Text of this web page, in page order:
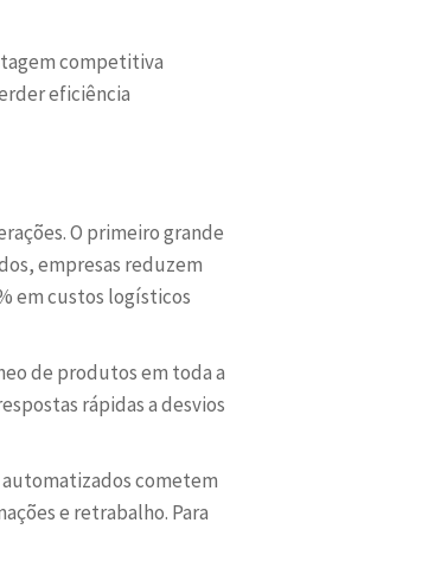
competitiva
eficiência
O primeiro grande
empresas reduzem
em custos logísticos
de produtos em toda a
rápidas a desvios
automatizados cometem
e retrabalho. Para